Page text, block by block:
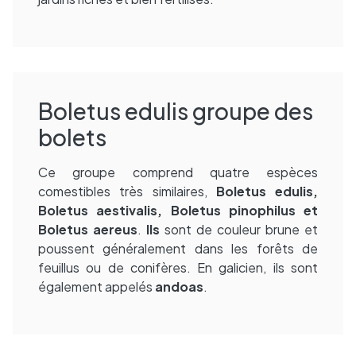
Boletus edulis groupe des
bolets
Ce groupe comprend quatre espèces
comestibles très similaires, Boletus edulis,
Boletus aestivalis, Boletus pinophilus et
Boletus aereus. Ils sont de couleur brune et
poussent généralement dans les forêts de
feuillus ou de conifères. En galicien, ils sont
également appelés andoas.